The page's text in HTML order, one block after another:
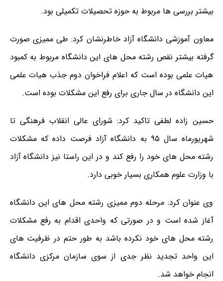
بیشتر بررسی ها مربوط به حوزه تحصیلات تکمیلی بود.
معاون آموزشی دانشگاه آزاد خاطرنشان کرد: طی ممیزی صورت
گرفته بیشتر نقص رشته محل های این دانشگاه مربوط به کمبود
هیات علمی بوده است که اعلام فراخوان دوم جذب هیات علمی
این دانشگاه در سال جاری برای رفع این مشکلات بوده است.
حسین زاده لطفی تاکید کرد: شورای عالی انقلاب فرهنگی تا
شهریورماه سال ۹۵ به دانشگاه آزاد فرصت داده که مشکلات
رشته محل های خود را رفع کند و در این راستا نیز دانشگاه آزاد
با وزارت علوم همکاری بسیار خوبی دارد.
وی عنوان کرد: مرحله دوم ممیزی رشته محل های این دانشگاه
آغاز شده است و در صورتی که واحدی اقدام به رفع مشکلات
رشته محل های خود نکرده باشد به طور حتم در ظرفیت های
این واحد تجدید نظر جدی از سوی سازمان مرکزی دانشگاه
انجام خواهد شد.